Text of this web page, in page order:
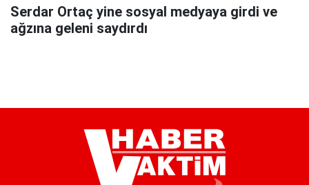
Serdar Ortaç yine sosyal medyaya girdi ve
ağzına geleni saydırdı